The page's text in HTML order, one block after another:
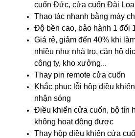
cuốn Đức, cửa cuốn Đài
Thao tác nhanh bằng máy
Độ bền cao, bảo hành 1 đổi
Giá rẻ, giảm đến 40% khi
nhiều như nhà trọ, căn hộ
công ty, kho xưởng...
Thay pin remote cửa cuốn
Khắc phục lỗi hộp điều
nhận sóng
Điều khiển cửa cuốn, bộ tín
không hoạt động được
Thay hộp điều khiển cửa